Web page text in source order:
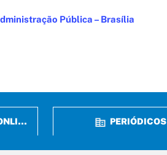
Pública – Brasília
PERIÓDICOS